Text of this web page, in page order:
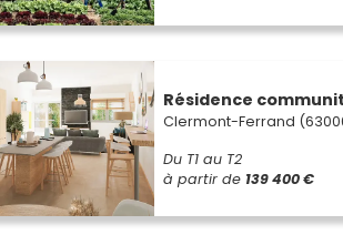
Résidence
Clermont-Ferrand
Du T1 au T2
à partir de 139 400 €